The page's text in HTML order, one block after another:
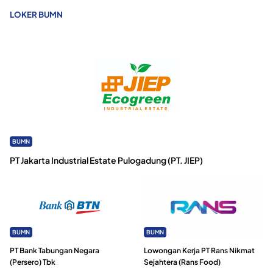
LOKER BUMN
BUMN
PT Jakarta Industrial Estate Pulogadung (PT. JIEP)
BUMN
PT Bank Tabungan Negara
(Persero) Tbk
BUMN
Lowongan Kerja PT Rans Nikmat
Sejahtera (Rans Food)